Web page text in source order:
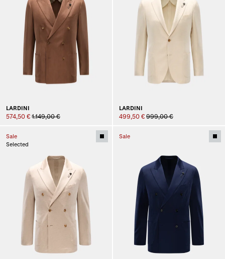
LARDINI
574,50 € 1.149,00 €
LARDINI
499,50 € 999,00 €
Sale
Selected
Sale